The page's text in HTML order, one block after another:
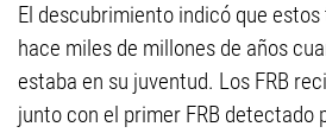
El descubrimiento indicó que
hace miles de millones de años
estaba en su juventud. Los FRB
junto con el primer FRB detectado